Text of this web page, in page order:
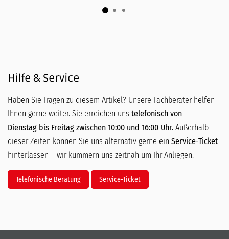
Hilfe & Service
Haben Sie Fragen zu diesem Artikel? Unsere Fachberater helfen
Ihnen gerne weiter. Sie erreichen uns telefonisch von
Dienstag bis Freitag zwischen 10:00 und 16:00 Uhr. Außerhalb
dieser Zeiten können Sie uns alternativ gerne ein Service-Ticket
hinterlassen – wir kümmern uns zeitnah um Ihr Anliegen.
Telefonische Beratung Service-Ticket